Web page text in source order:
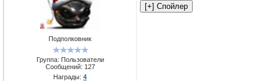
Подполковник
Группа: Пользователи
Сообщений: 127
Награды: 4